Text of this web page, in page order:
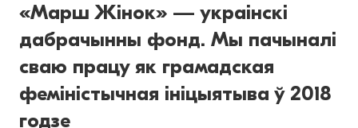
«Марш Жінок» — украінскі
дабрачынны фонд. Мы пачыналі
сваю працу як грамадская
феміністычная ініцыятыва ў 2018
годзе